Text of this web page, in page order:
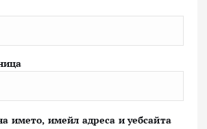
името, имейл адреса и уебсайта